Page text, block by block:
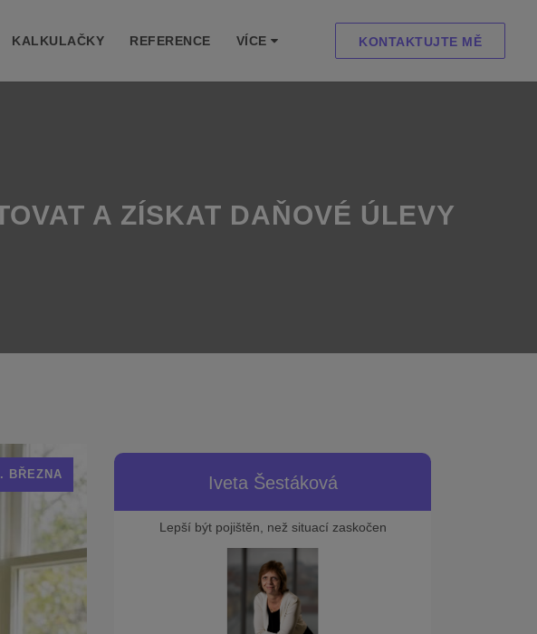
KALKULAČKY REFERENCE VÍCE KONTAKTUJTE MĚ
A ZÍSKAT DAŇOVÉ ÚLEVY
BŘEZNA Iveta Šestáková
Lepší být pojištěn, než situací zaskočen